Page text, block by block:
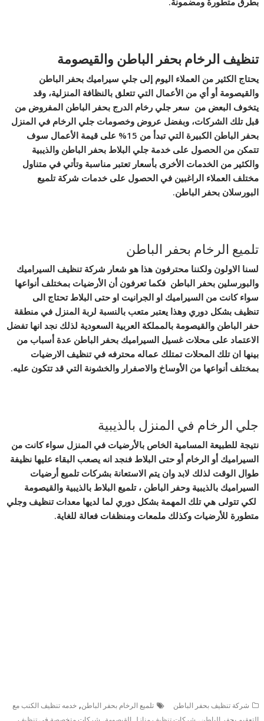
تنظيف الرخام بحفر الباطن والقيصومة
يحتاج الكثير من العملاء اليوم إلى جلي سيراميك بحفر الباطن
والقيصومة أو أي من الأعمال التي تتعلق بالنظافة المنزلية، وقد
يتخوف البعض من سعر جلي رخام الدرج بحفر الباطن المفروض من
قبل تلك الشركات، وبفضل عروض وخصومات جلي الرخام في المنزل
بحفر الباطن الكبيرة التي تبدأ من 15% على قيمة الأعمال سوف
تتمكن من الحصول على خدمة جلي البلاط بحفر الباطن والذيبية
والكثير من الخدمات الأخرى بأسعار تعتبر مناسبة وتأتي في متناول
مختلف العملاء الراغبين في الحصول على خدمات شركة تلميع
البورسلان بحفر الباطن.
تلميع الرخام بحفر الباطن
لسنا الاولون ولكننا محترفون هذا هو شعار شركة تنظيف السيراميك
والبورسلين بحفر الباطن فكما تعرفون أن الأرضيات بمختلف أنواعها
سواء كانت من السيراميك او الجرانيت او حتى البلاط تحتاج الى
تنظيف بشكل دوري وهذا يعتبر متعب بالنسبة لربة المنزل في منطقة
حفر الباطن والقيصومة بالمملكة العربية السعودية لذلك نجد انها تفضل
الاعتماد على محلات غسيل السيراميك بحفر الباطن عدة أسباب من
بينها ان تلك المحلات تمتلك عماله محترفه في تنظيف الارضيات
بمختلف أنواعها من الأوساخ والاصفرار والخشونة التي قد تتكون عليه.
جلي الرخام في المنزل بالذيبية
نتيجة للطبيعة المسامية الخاص بالأرضيات في المنزل سواء كانت من
السيراميك أو الرخام أو حتى البلاط فنجد انه يصعب البقاء عليها نظيفة
طوال الوقت لذلك لابد وان يتم الاستعانة بشركات تلميع أرضيات
السيراميك بالذيبية وحفر الباطن ، تلميع البلاط بالذيبية والقيصومة
لكي تتولى هي تلك المهمة بشكل دوري لما لديها معدات تنظيف وجلي
متطورة للأرضيات وكذلك ملمعات ومنظفات فعالة للغاية.
شركة تنظيف بحفر الباطن تلميع الرخام بحفر الباطن,خدمه تنظيف الكنب مع
,
,